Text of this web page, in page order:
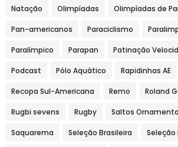
Natação Olimpíadas Olimpíadas de
Pan-americanos Paraciclismo
Paralímpico Parapan Patinação
Podcast Pólo Aquático Rapidinhas AE
Recopa Sul-Americana Remo Roland
Rugbi sevens Rugby Saltos
Saquarema Seleção Brasileira Seleção